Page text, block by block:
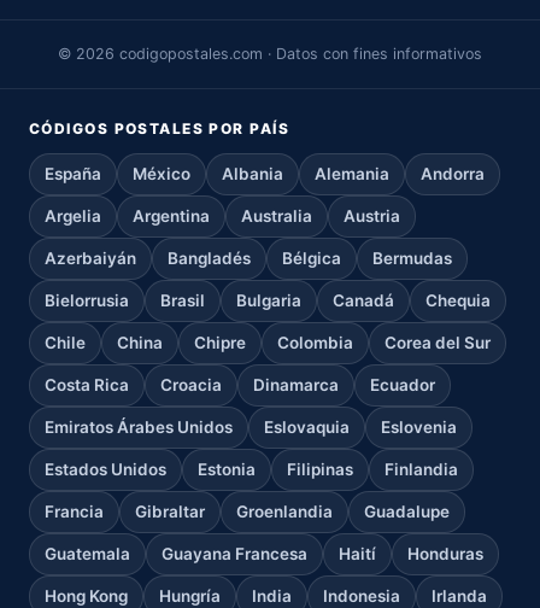
© 2026 codigopostales.com · Datos con fines informativos
CÓDIGOS POSTALES POR PAÍS
España México Albania Alemania Andorra
Argelia Argentina Australia Austria
Azerbaiyán Bangladés Bélgica Bermudas
Bielorrusia Brasil Bulgaria Canadá Chequia
Chile China Chipre Colombia Corea del Sur
Costa Rica Croacia Dinamarca Ecuador
Emiratos Árabes Unidos Eslovaquia Eslovenia
Estados Unidos Estonia Filipinas Finlandia
Francia Gibraltar Groenlandia Guadalupe
Guatemala Guayana Francesa Haití Honduras
Hong Kong Hungría India Indonesia Irlanda